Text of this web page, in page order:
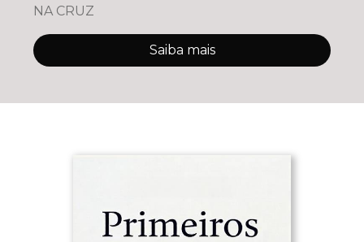
Saiba mais